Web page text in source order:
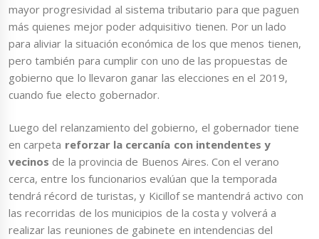
mayor progresividad al sistema tributario para que paguen
más quienes mejor poder adquisitivo tienen. Por un lado
para aliviar la situación económica de los que menos tienen,
pero también para cumplir con uno de las propuestas de
gobierno que lo llevaron ganar las elecciones en el 2019,
cuando fue electo gobernador.
Luego del relanzamiento del gobierno, el gobernador tiene
en carpeta reforzar la cercanía con intendentes y
vecinos de la provincia de Buenos Aires. Con el verano
cerca, entre los funcionarios evalúan que la temporada
tendrá récord de turistas, y Kicillof se mantendrá activo con
las recorridas de los municipios de la costa y volverá a
realizar las reuniones de gabinete en intendencias del